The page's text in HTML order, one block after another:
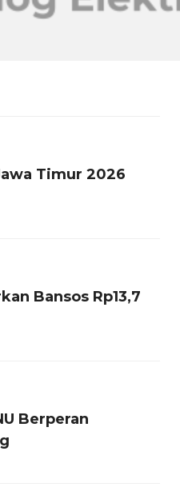
Timur 2026
Bansos Rp13,7
Berperan